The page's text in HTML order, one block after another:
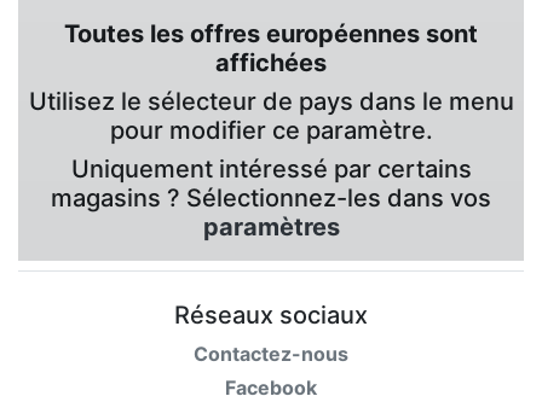
Toutes les offres européennes sont
affichées
Utilisez le sélecteur de pays dans le menu
pour modifier ce paramètre.
Uniquement intéressé par certains
magasins ? Sélectionnez-les dans vos
paramètres
Réseaux sociaux
Contactez-nous
Facebook